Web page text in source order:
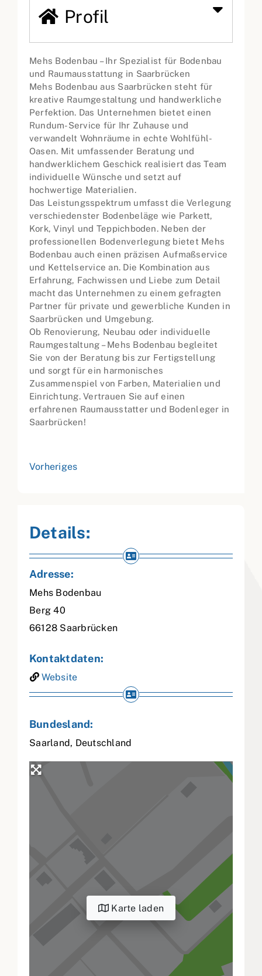
Profil
Mehs Bodenbau – Ihr Spezialist für Bodenbau
und Raumausstattung in Saarbrücken
Mehs Bodenbau aus Saarbrücken steht für
kreative Raumgestaltung und handwerkliche
Perfektion. Das Unternehmen bietet einen
Rundum-Service für Ihr Zuhause und
verwandelt Wohnräume in echte Wohlfühl-
Oasen. Mit umfassender Beratung und
handwerklichem Geschick realisiert das Team
individuelle Wünsche und setzt auf
hochwertige Materialien.
Das Leistungsspektrum umfasst die Verlegung
verschiedenster Bodenbeläge wie Parkett,
Kork, Vinyl und Teppichboden. Neben der
professionellen Bodenverlegung bietet Mehs
Bodenbau auch einen präzisen Aufmaßservice
und Kettelservice an. Die Kombination aus
Erfahrung, Fachwissen und Liebe zum Detail
macht das Unternehmen zu einem gefragten
Partner für private und gewerbliche Kunden in
Saarbrücken und Umgebung.
Ob Renovierung, Neubau oder individuelle
Raumgestaltung – Mehs Bodenbau begleitet
Sie von der Beratung bis zur Fertigstellung
und sorgt für ein harmonisches
Zusammenspiel von Farben, Materialien und
Einrichtung. Vertrauen Sie auf einen
erfahrenen Raumausstatter und Bodenleger in
Saarbrücken!
Vorheriges
Details:
Adresse:
Mehs Bodenbau
Berg 40
66128 Saarbrücken
Kontaktdaten:
Website
Bundesland:
Saarland, Deutschland
Karte laden